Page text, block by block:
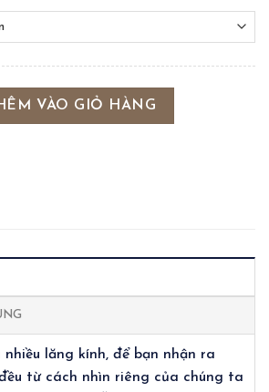
số lượng
VÀO GIỎ HÀNG
lăng kính, để bạn nhận ra
từ cách nhìn riêng của chúng ta